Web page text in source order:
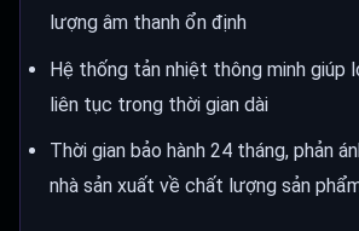
lượng âm thanh ổn định
Hệ thống tản nhiệt thông minh giúp
liên tục trong thời gian dài
Thời gian bảo hành 24 tháng, phản
nhà sản xuất về chất lượng sản